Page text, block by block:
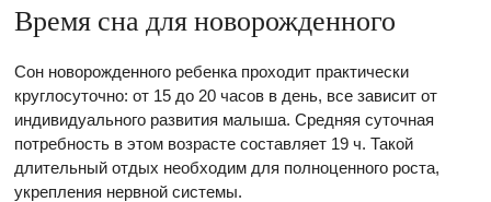
Время сна для новорожденного
Сон новорожденного ребенка проходит практически
круглосуточно: от 15 до 20 часов в день, все зависит от
индивидуального развития малыша. Средняя суточная
потребность в этом возрасте составляет 19 ч. Такой
длительный отдых необходим для полноценного роста,
укрепления нервной системы.